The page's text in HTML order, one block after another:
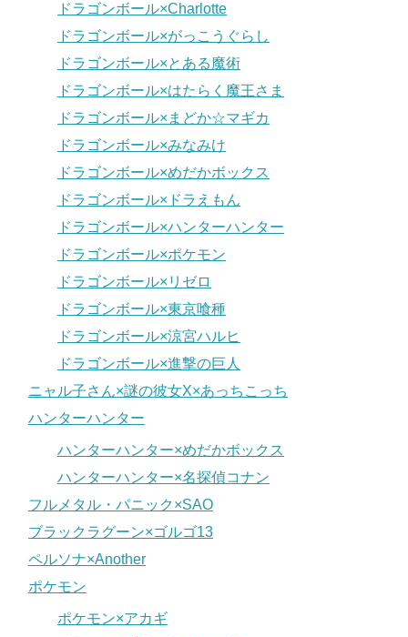
ドラゴンボール×Charlotte
ドラゴンボール×がっこうぐらし
ドラゴンボール×とある魔術
ドラゴンボール×はたらく魔王さま
ドラゴンボール×まどか☆マギカ
ドラゴンボール×みなみけ
ドラゴンボール×めだかボックス
ドラゴンボール×ドラえもん
ドラゴンボール×ハンターハンター
ドラゴンボール×ポケモン
ドラゴンボール×リゼロ
ドラゴンボール×東京喰種
ドラゴンボール×涼宮ハルヒ
ドラゴンボール×進撃の巨人
ニャル子さん×謎の彼女X×あっちこっち
ハンターハンター
ハンターハンター×めだかボックス
ハンターハンター×名探偵コナン
フルメタル・パニック×SAO
ブラックラグーン×ゴルゴ13
ペルソナ×Another
ポケモン
ポケモン×アカギ